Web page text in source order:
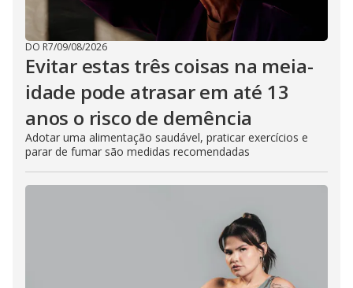
DO R7/09/08/2026
Evitar estas três coisas na meia-
idade pode atrasar em até 13
anos o risco de demência
Adotar uma alimentação saudável, praticar exercícios e
parar de fumar são medidas recomendadas